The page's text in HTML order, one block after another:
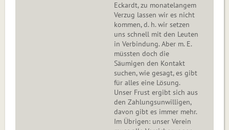
Eckardt, zu monatelangem
Verzug lassen wir es nicht
kommen, d. h. wir setzen
uns schnell mit den Leuten
in Verbindung. Aber m. E.
müssten doch die
Säumigen den Kontakt
suchen, wie gesagt, es gibt
für alles eine Lösung.
Unser Frust ergibt sich aus
den Zahlungsunwilligen,
davon gibt es immer mehr.
Im Übrigen: unser Verein